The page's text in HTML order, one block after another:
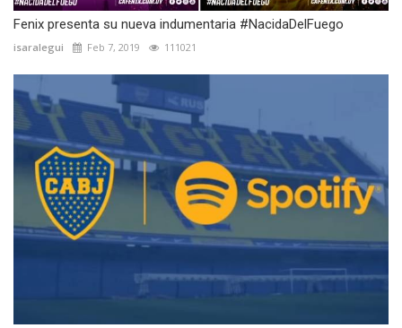
Fenix presenta su nueva indumentaria #NacidaDelFuego
isaralegui Feb 7, 2019 111021